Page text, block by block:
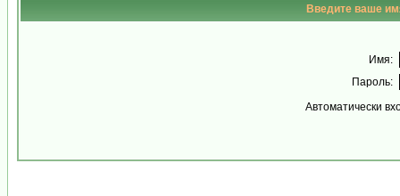
Введите ваше
Имя:
Пароль:
Автоматически